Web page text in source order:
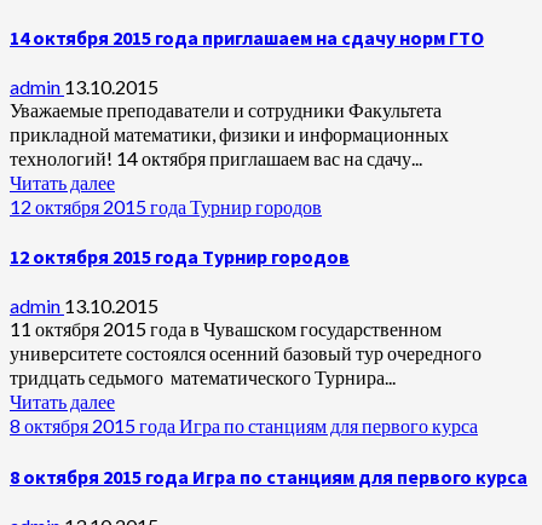
14 октября 2015 года приглашаем на сдачу норм ГТО
admin 13.10.2015
Уважаемые преподаватели и сотрудники Факультета
прикладной математики, физики и информационных
технологий! 14 октября приглашаем вас на сдачу...
Читать далее
12 октября 2015 года Турнир городов
12 октября 2015 года Турнир городов
admin 13.10.2015
11 октября 2015 года в Чувашском государственном
университете состоялся осенний базовый тур очередного
тридцать седьмого математического Турнира...
Читать далее
8 октября 2015 года Игра по станциям для первого курса
8 октября 2015 года Игра по станциям для первого курса